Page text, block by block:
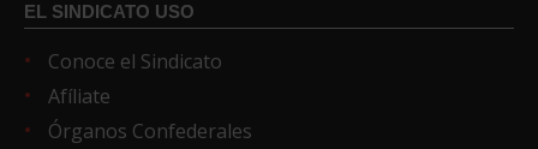
EL SINDICATO USO
Conoce el Sindicato
Afíliate
Órganos Confederales